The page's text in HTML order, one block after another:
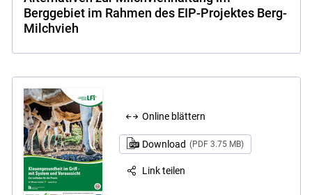
Berggebiet im Rahmen des EIP-Projektes Berg-
Milchvieh
Online blättern
Download (PDF 3.75 MB)
Link teilen